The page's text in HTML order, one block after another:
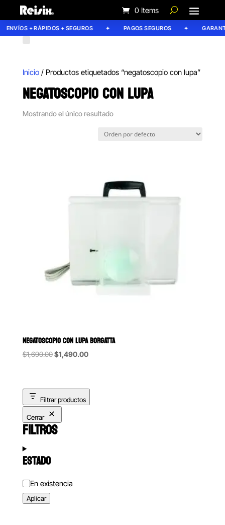
0 Items
ENVÍOS + RÁPIDOS + SEGUROS PAGOS SEGUROS
Inicio/ Productos etiquetados “negatoscopio con lupa”
NEGATOSCOPIO CON LUPA
Mostrando el único resultado
NEGATOSCOPIO CON LUPA BORGATTA
$1,690.00Original
$1,690.00.
$1,490.00Current
$1,490.00.
Filtrar productos
Cerrar
FILTROS
ESTADO
Estado
En existencia
Aplicar